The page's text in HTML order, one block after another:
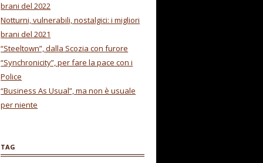
brani del 2022
Notturni, vulnerabili, nostalgici: i migliori
brani del 2021
“Steeltown”, dalla Scozia con furore
“Synchronicity”, per fare la pace con i
Police
“Business As Usual”, ma non è usuale
per niente
TAG